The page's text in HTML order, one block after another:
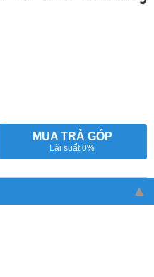
MUA TRẢ GÓP
Lãi suất 0%